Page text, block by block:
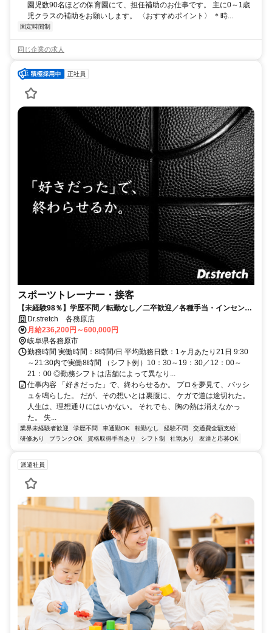
園児数90名ほどの保育園にて、担任補助のお仕事です。 主に0～1歳
児クラスの補助をお願いします。 〈おすすめポイント〉 ＊時...
固定時間制
同じ企業の求人
正社員
スポーツトレーナー・接客
【未経験98％】学歴不問／転勤なし／二卒歓迎／各種手当・インセン充
実／キャリアは挙手制／プロに帯同可
Dr.stretch 各務原店
月給236,200円～600,000円
岐阜県各務原市
勤務時間 実働時間：8時間/日 平均勤務日数：1ヶ月あたり21日 9:30
～21:30内で実働8時間 （シフト例）10：30～19：30／12：00～
21：00 ◎勤務シフトは店舗によって異なり...
仕事内容 「好きだった」で、終わらせるか。 プロを夢見て、バッシ
ュを鳴らした。 だが、その想いとは裏腹に、 ケガで道は途切れた。
人生は、理想通りにはいかない。 それでも、胸の熱は消えなかっ
た。 失...
業界未経験者歓迎 学歴不問 車通勤OK 転勤なし 経験不問
交通費全額支給
研修あり
ブランクOK 資格取得手当あり シフト制 社割あり 友達と応募OK
派遣社員